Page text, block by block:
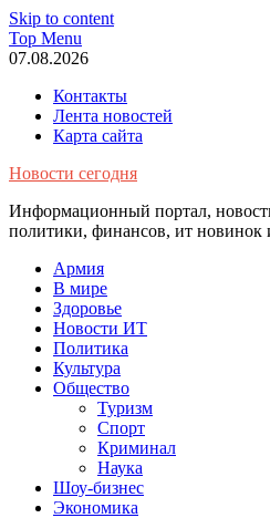
Skip to content
Top Menu
07.08.2026
Контакты
Лента новостей
Карта сайта
Новости сегодня
Информационный портал,
политики, финансов, ит новинок
Армия
В мире
Здоровье
Новости ИТ
Политика
Культура
Общество
Туризм
Спорт
Криминал
Наука
Шоу-бизнес
Экономика